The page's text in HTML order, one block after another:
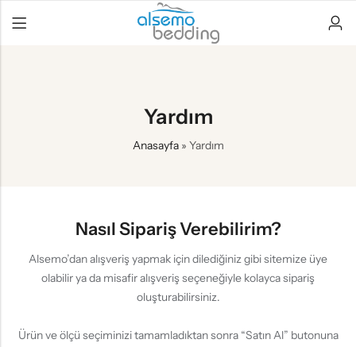
Yardım
Anasayfa» Yardım
Nasıl Sipariş Verebilirim?
Alsemo’dan alışveriş yapmak için dilediğiniz gibi sitemize üye
olabilir ya da misafir alışveriş seçeneğiyle kolayca sipariş
oluşturabilirsiniz.
Ürün ve ölçü seçiminizi tamamladıktan sonra “Satın Al” butonuna